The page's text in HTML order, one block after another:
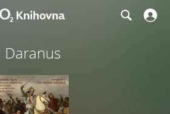
Daranus